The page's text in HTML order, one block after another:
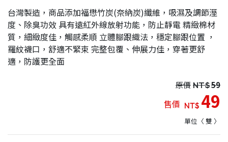
台灣製造，商品添加福懋竹炭(奈納炭)纖維，吸濕及調節溼
度、除臭功效 具有遠紅外線放射功能，防止靜電 精緻棉材
質，細緻度佳，觸感柔順 立體腳跟織法，穩定腳跟位置 ，
羅紋襪口，舒適不緊束 完整包覆、伸展力佳，穿著更舒
適，防護更全面
原價NT$59
售價 NT$ 49
單位〈 雙 〉